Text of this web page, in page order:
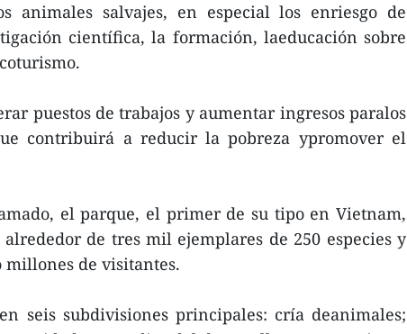
animales salvajes, en especial los enriesgo de
científica, la formación, laeducación sobre
puestos de trabajos y aumentar ingresos paralos
contribuirá a reducir la pobreza ypromover el
el parque, el primer de su tipo en Vietnam,
de tres mil ejemplares de 250 especies y
de visitantes.
seis subdivisiones principales: cría deanimales;